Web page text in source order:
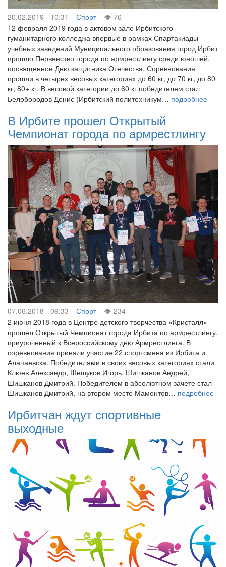
20.02.2019 - 10:31 Спорт
76
12 февраля 2019 года в актовом зале Ирбитского
гуманитарного колледжа впервые в рамках Спартакиады
учебных заведений Муниципального образования город Ирбит
прошло Первенство города по армрестлингу среди юношей,
посвященное Дню защитника Отечества. Соревнования
прошли в четырех весовых категориях до 60 кг, до 70 кг, до 80
кг, 80+ кг. В весовой категории до 60 кг победителем стал
Белобородов Денис (Ирбитский политехникум… подробнее
В Ирбите прошел Открытый
Чемпионат города по армрестлингу
07.06.2018 - 09:33 Спорт
234
2 июня 2018 года в Центре детского творчества «Кристалл»
прошел Открытый Чемпионат города Ирбита по армрестлингу,
приуроченный к Всероссийскому дню Армрестлинга. В
соревнования приняли участие 22 спортсмена из Ирбита и
Алапаевска. Победителями в своих весовых категориях стали
Клюев Александр, Шешуков Игорь, Шишканов Андрей,
Шишканов Дмитрий. Победителем в абсолютном зачете стал
Шишканов Дмитрий, на втором месте Мамонтов… подробнее
Ирбитчан ждут спортивные
выходные